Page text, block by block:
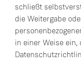
schließt
die Weitergabe
in einer Weise